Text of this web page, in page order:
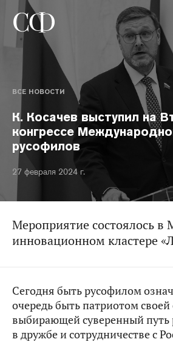
ВСЕ НОВОСТИ
К. Косачев выступил на
конгрессе
русофилов
27 февраля 2024 г.
Мероприятие состоялось в
инновационном кластере
Сегодня быть русофилом
очередь быть патриотом своей
выбирающей суверенный путь
в дружбе и сотрудничестве с